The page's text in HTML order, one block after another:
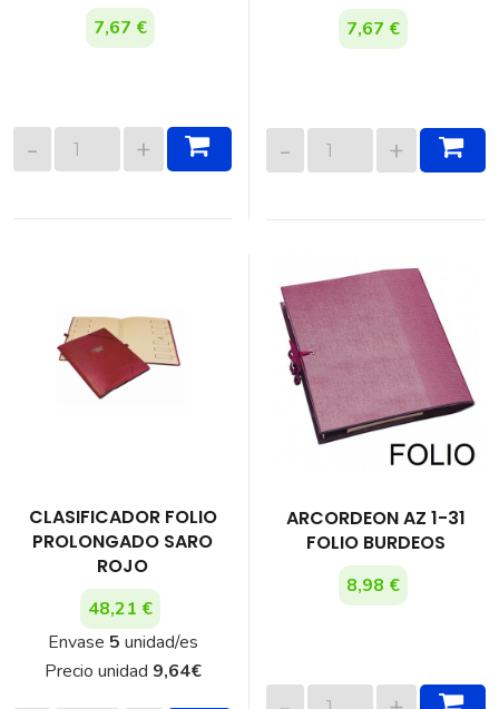
7,67 € 7,67 €
CLASIFICADOR FOLIO
PROLONGADO SARO
ROJO
48,21 €
Envase 5 unidad/es
Precio unidad 9,64€
ARCORDEON AZ 1-31
FOLIO BURDEOS
8,98 €